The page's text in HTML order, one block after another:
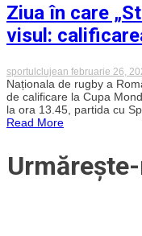
Ziua în care
visul:
sportulclujean februarie 26,
Naționala de rugby a
de calificare la Cupa
la ora 13.45, partida cu
Read More